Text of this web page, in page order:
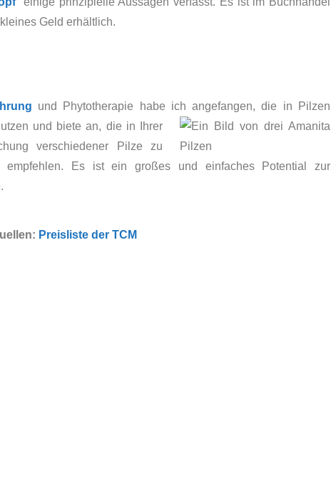
Geld erhältlich.
und Phytotherapie habe ich angefangen,die in Pilzen
und biete an, die in Ihrer
verschiedener Pilze zu
empfehlen. Es ist ein großes und einfaches Potential zur
Preisliste der TCM